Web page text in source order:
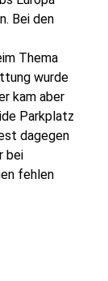
Bei den
Thema
wurde
kam aber
Parkplatz
dagegen
bei
fehlen